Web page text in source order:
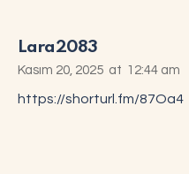
Lara2083
Kasım 20, 2025 at 12:44 am
https://shorturl.fm/87Oa4